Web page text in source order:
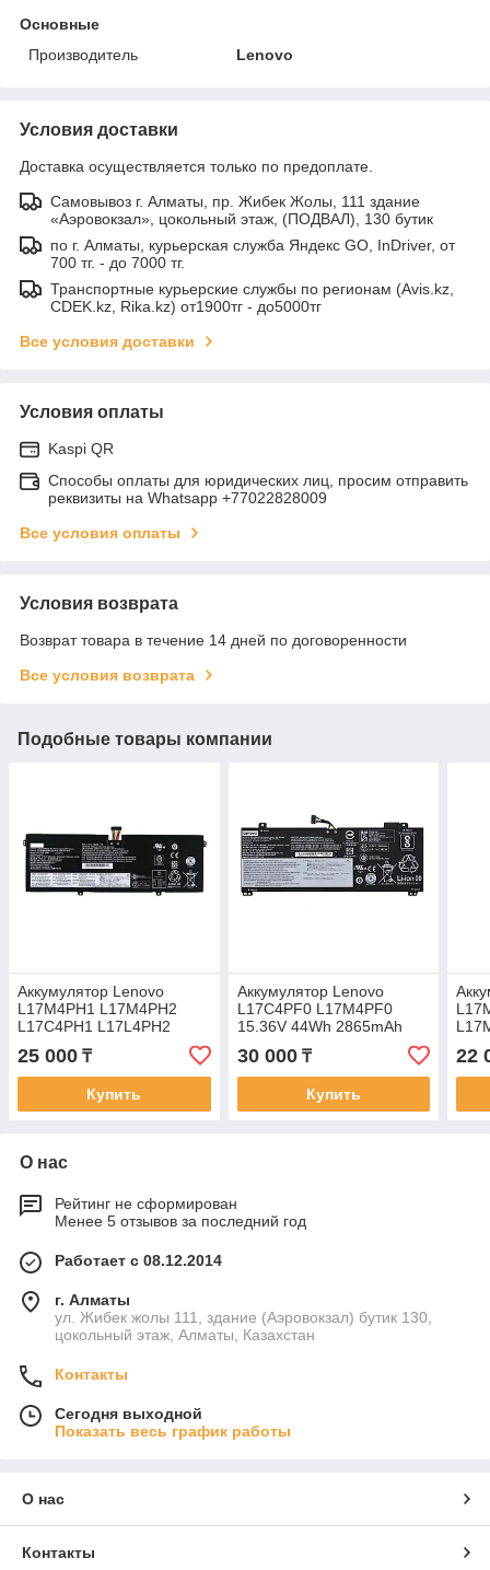
Основные
Производитель
Lenovo
Условия доставки
Доставка осуществляется только по предоплате.
Самовывоз г. Алматы, пр. Жибек Жолы, 111 здание
«Аэровокзал», цокольный этаж, (ПОДВАЛ), 130 бутик
по г. Алматы, курьерская служба Яндекс GO, InDriver, от
700 тг. - до 7000 тг.
Транспортные курьерские службы по регионам (Avis.kz,
CDEK.kz, Rika.kz) от1900тг - до5000тг
Все условия доставки
Условия оплаты
Kaspi QR
Способы оплаты для юридических лиц, просим отправить
реквизиты на Whatsapp +77022828009
Все условия оплаты
Условия возврата
Возврат товара в течение 14 дней по договоренности
Все условия возврата
Подобные товары компании
Аккумулятор Lenovo
L17M4PH1 L17M4PH2
L17C4PH1 L17L4PH2
7,68V 60Wh 6000mAh
YOGA C930-13IKB Yoga 7-
PRO-13IKB
25 000 ₸
Купить
Аккумулятор Lenovo
L17C4PF0 L17M4PF0
15.36V 44Wh 2865mAh
IdeaPad S530-13IWL
батарея аккумулятор
original
30 000₸
Купить
22
О нас
Рейтинг не сформирован
Менее 5 отзывов за последний год
Работает с 08.12.2014
г. Алматы
ул. Жибек жолы 111, здание (Аэровокзал) бутик 130,
цокольный этаж, Алматы, Казахстан
Контакты
Сегодня выходной
Показать весь график работы
О нас
Контакты